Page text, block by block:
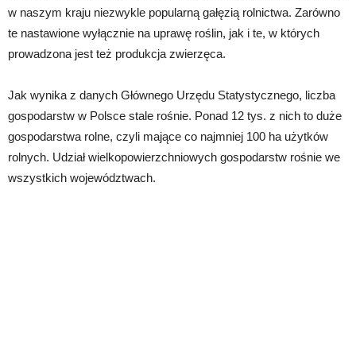
w naszym kraju niezwykle popularną gałęzią rolnictwa. Zarówno
te nastawione wyłącznie na uprawę roślin, jak i te, w których
prowadzona jest też produkcja zwierzęca.
Jak wynika z danych Głównego Urzędu Statystycznego, liczba
gospodarstw w Polsce stale rośnie. Ponad 12 tys. z nich to duże
gospodarstwa rolne, czyli mające co najmniej 100 ha użytków
rolnych. Udział wielkopowierzchniowych gospodarstw rośnie we
wszystkich województwach.